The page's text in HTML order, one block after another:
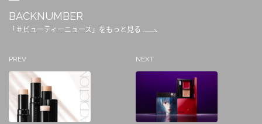
BACKNUMBER
「＃ビューティーニュース」をもっと見る
PREV NEXT